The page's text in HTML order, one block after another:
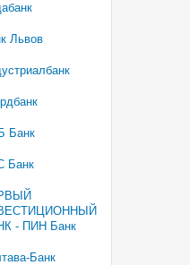
Львов
Банк
Банк
- ПИН Банк
Банк